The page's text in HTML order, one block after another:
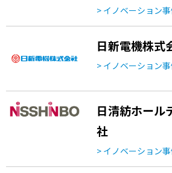
> イノベーション
日新電機株式
> イノベーション
日清紡ホール
社
> イノベーション